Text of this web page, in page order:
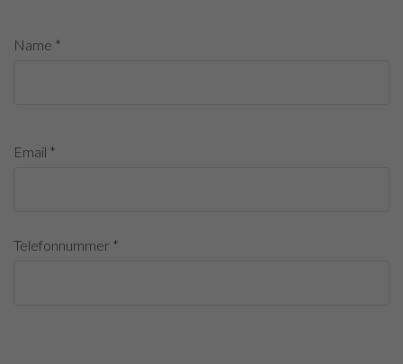
Name *
Email *
Telefonnummer *